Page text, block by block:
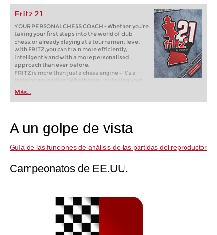
Fritz 21
YOUR PERSONAL CHESS COACH - Whether you’re
taking your first steps into the world of club
chess, or already playing at a tournament level:
with FRITZ, you can train more efficiently,
intelligently and with a more personalised
approach than ever before.
FRITZ is more than just a chess engine – it’s a
training revolution! Whether you’re taking your
first steps into the world of club chess, or already
playing at a tournament level: with FRITZ, you can
train more efficiently, intelligently and with a
Más...
A un golpe de vista
Guía de las funciones de análisis de las partidas del reproductor
Campeonatos de EE.UU.